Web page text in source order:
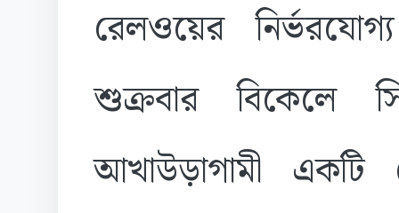
রেলওয়ের
শুক্রবার বিকেলে
আখাউড়াগামী একটি